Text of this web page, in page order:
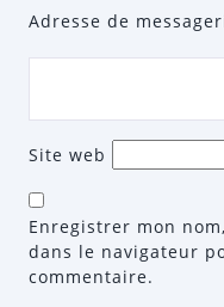
Adresse de
Site web
Enregistrer mon
dans le navigateur
commentaire.